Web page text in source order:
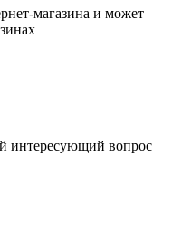
магазина и может
интересующий вопрос